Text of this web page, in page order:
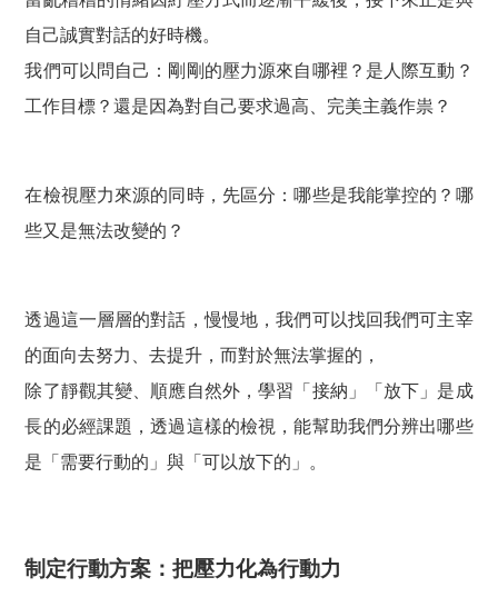
自己誠實對話的好時機。
我們可以問自己：剛剛的壓力源來自哪裡？是人際互動？
工作目標？還是因為對自己要求過高、完美主義作祟？
在檢視壓力來源的同時，先區分：哪些是我能掌控的？哪
些又是無法改變的？
透過這一層層的對話，慢慢地，我們可以找回我們可主宰
的面向去努力、去提升，而對於無法掌握的，
除了靜觀其變、順應自然外，學習「接納」「放下」是成
長的必經課題，透過這樣的檢視，能幫助我們分辨出哪些
是「需要行動的」與「可以放下的」。
制定行動方案：把壓力化為行動力